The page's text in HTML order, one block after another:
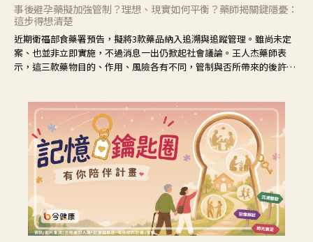
事後避孕藥擬加強管制？理想、現實如何平衡？藥師揭關鍵隱憂：
這步得想清楚
近期衛福部食藥署預告，擬將3款藥品納入追溯與追蹤管理。雖尚未定
案、也並非立即實施，不過消息一出仍掀起社會議論。王人杰藥師表
示，這三款藥物目的、作用、風險各有不同，管制與否所帶來的後許影